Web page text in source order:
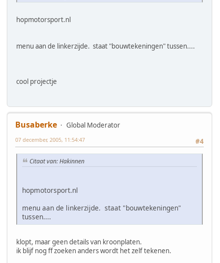
hopmotorsport.nl
menu aan de linkerzijde. staat "bouwtekeningen" tussen....
cool projectje
Busaberke
Global Moderator
#4
07 december, 2005, 11:54:47
Citaat van: Hakinnen
hopmotorsport.nl
menu aan de linkerzijde. staat "bouwtekeningen"
tussen....
klopt, maar geen details van kroonplaten.
ik blijf nog ff zoeken anders wordt het zelf tekenen.